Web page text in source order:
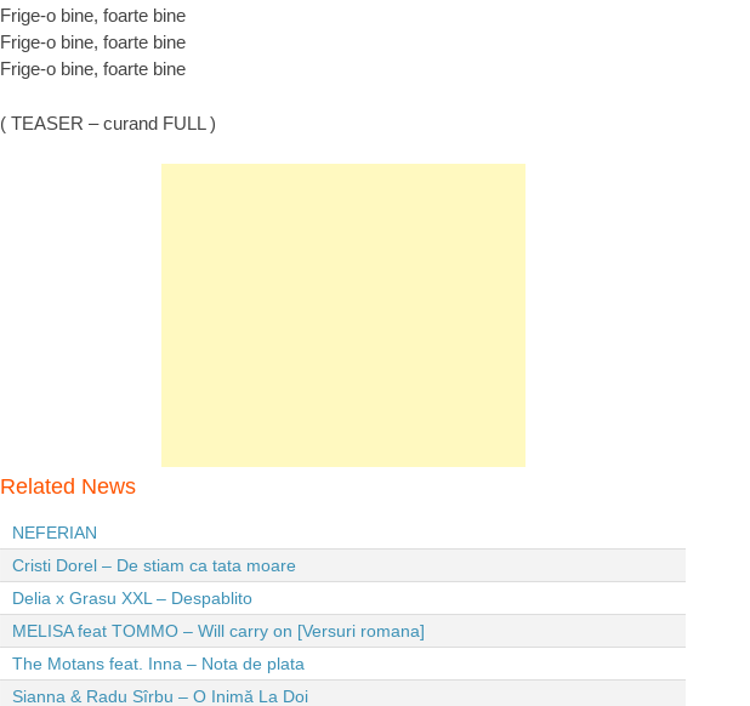
Frige-o bine, foarte bine
Frige-o bine, foarte bine
Frige-o bine, foarte bine
( TEASER – curand FULL )
Related News
NEFERIAN
Cristi Dorel – De stiam ca tata moare
Delia x Grasu XXL – Despablito
MELISA feat TOMMO – Will carry on [Versuri romana]
The Motans feat. Inna – Nota de plata
Sianna & Radu Sîrbu – O Inimă La Doi